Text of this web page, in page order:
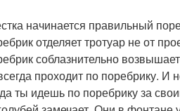
начинается правильный
отделяет тротуар не от
соблазнительно
проходит по поребрику. И
ты идешь по поребрику за